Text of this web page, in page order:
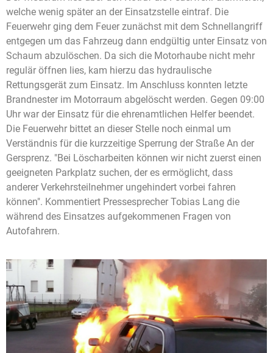
welche wenig später an der Einsatzstelle eintraf. Die
Feuerwehr ging dem Feuer zunächst mit dem Schnellangriff
entgegen um das Fahrzeug dann endgültig unter Einsatz von
Schaum abzulöschen. Da sich die Motorhaube nicht mehr
regulär öffnen lies, kam hierzu das hydraulische
Rettungsgerät zum Einsatz. Im Anschluss konnten letzte
Brandnester im Motorraum abgelöscht werden. Gegen 09:00
Uhr war der Einsatz für die ehrenamtlichen Helfer beendet.
Die Feuerwehr bittet an dieser Stelle noch einmal um
Verständnis für die kurzzeitige Sperrung der Straße An der
Gersprenz. "Bei Löscharbeiten können wir nicht zuerst einen
geeigneten Parkplatz suchen, der es ermöglicht, dass
anderer Verkehrsteilnehmer ungehindert vorbei fahren
können". Kommentiert Pressesprecher Tobias Lang die
während des Einsatzes aufgekommenen Fragen von
Autofahrern.